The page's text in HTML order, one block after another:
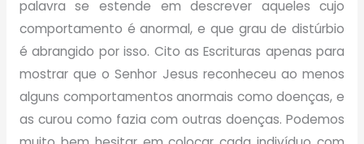
palavra se estende em descrever aqueles cujo
comportamento é anormal, e que grau de distúrbio
é abrangido por isso. Cito as Escrituras apenas para
mostrar que o Senhor Jesus reconheceu ao menos
alguns comportamentos anormais como doenças, e
as curou como fazia com outras doenças. Podemos